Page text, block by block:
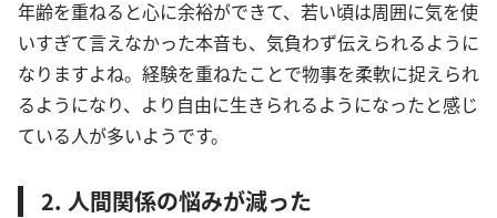
年齢を重ねると心に余裕ができて、若い頃は周囲に気を使
いすぎて言えなかった本音も、気負わず伝えられるように
なりますよね。経験を重ねたことで物事を柔軟に捉えられ
るようになり、より自由に生きられるようになったと感じ
ている人が多いようです。
2. 人間関係の悩みが減った